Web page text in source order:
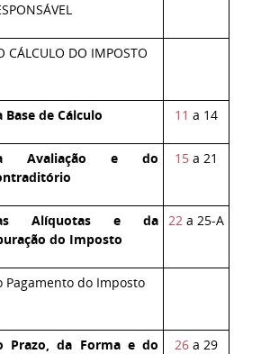
CÁLCULO DO IMPOSTO
Base de Cálculo 11 a 14
Avaliação e do
15 a 21
Alíquotas e da
do Imposto
22 a 25-A
Pagamento do Imposto
Prazo, da Forma e do
26 a 29